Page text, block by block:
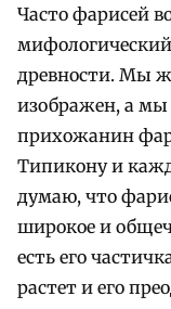
Часто фарисей
древности. Мы
изображен, а мы
прихожанин
Типикону и
думаю, что
широкое и
есть его
растет и его